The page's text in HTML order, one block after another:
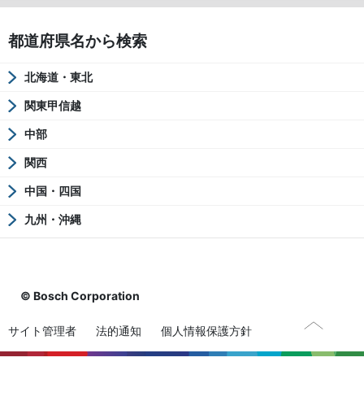
都道府県名から検索
北海道・東北
関東甲信越
中部
関西
中国・四国
九州・沖縄
© Bosch Corporation
サイト管理者 法的通知 個人情報保護方針